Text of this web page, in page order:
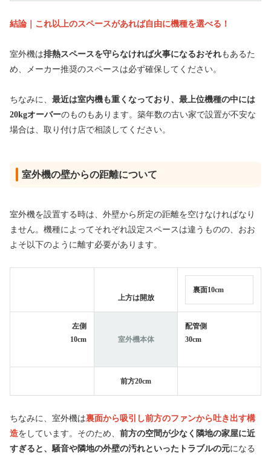
結論｜これ以上のスペースがあれば自由に機種を選べる！
室外機は排熱スペースを守らなければ火事になるおそれもあるた
め、メーカー推奨のスペースは必ず確保してください。
ちなみに、 最近は室内機も重くなっており、最上位機種の中には
20kgオーバーのものもあります。築年数の古い家で設置が不安な
場合は、取り付け店で相談してください。
室外機の壁からの距離について
室外機を設置する時は、外壁から所定の距離を空けなければなり
ません。機種によってそれぞれ設定スペースは違うものの、おお
よそ以下のように離す必要があります。
上方は開放
裏面10cm
左側
10cm
室外機本体
配管側
30cm
前方20cm
ちなみに、室外機は裏面から吸引し前方のファンから吐き出す構
造をしています。そのため、 前方の空間が少なく隣地の家屋に近
すぎると、騒音や隣地の外壁の汚れといったトラブルの元になる